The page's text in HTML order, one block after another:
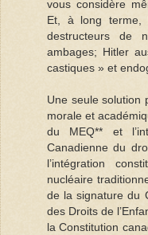
vous considère
Et, à long terme,
destructeurs de
ambages; Hitler
castiques » et
Une seule solution
morale et
du MEQ** et
Canadienne du
l’intégration
nucléaire
de la signature du
des Droits de
la Constitution